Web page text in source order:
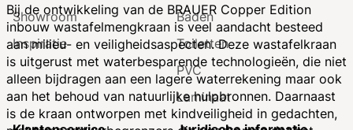
Bij de ontwikkeling van de BRAUER Copper Edition
inbouw wastafelmengkraan is veel aandacht besteed
aan milieu- en veiligheidsaspecten. Deze wastafelkraan
is uitgerust met waterbesparende technologieën, die niet
alleen bijdragen aan een lagere waterrekening maar ook
aan het behoud van natuurlijke hulpbronnen. Daarnaast
is de kraan ontworpen met kindveiligheid in gedachten,
Showroom
Inspiratie
Baden
Toiletten
PVC
Laminaat